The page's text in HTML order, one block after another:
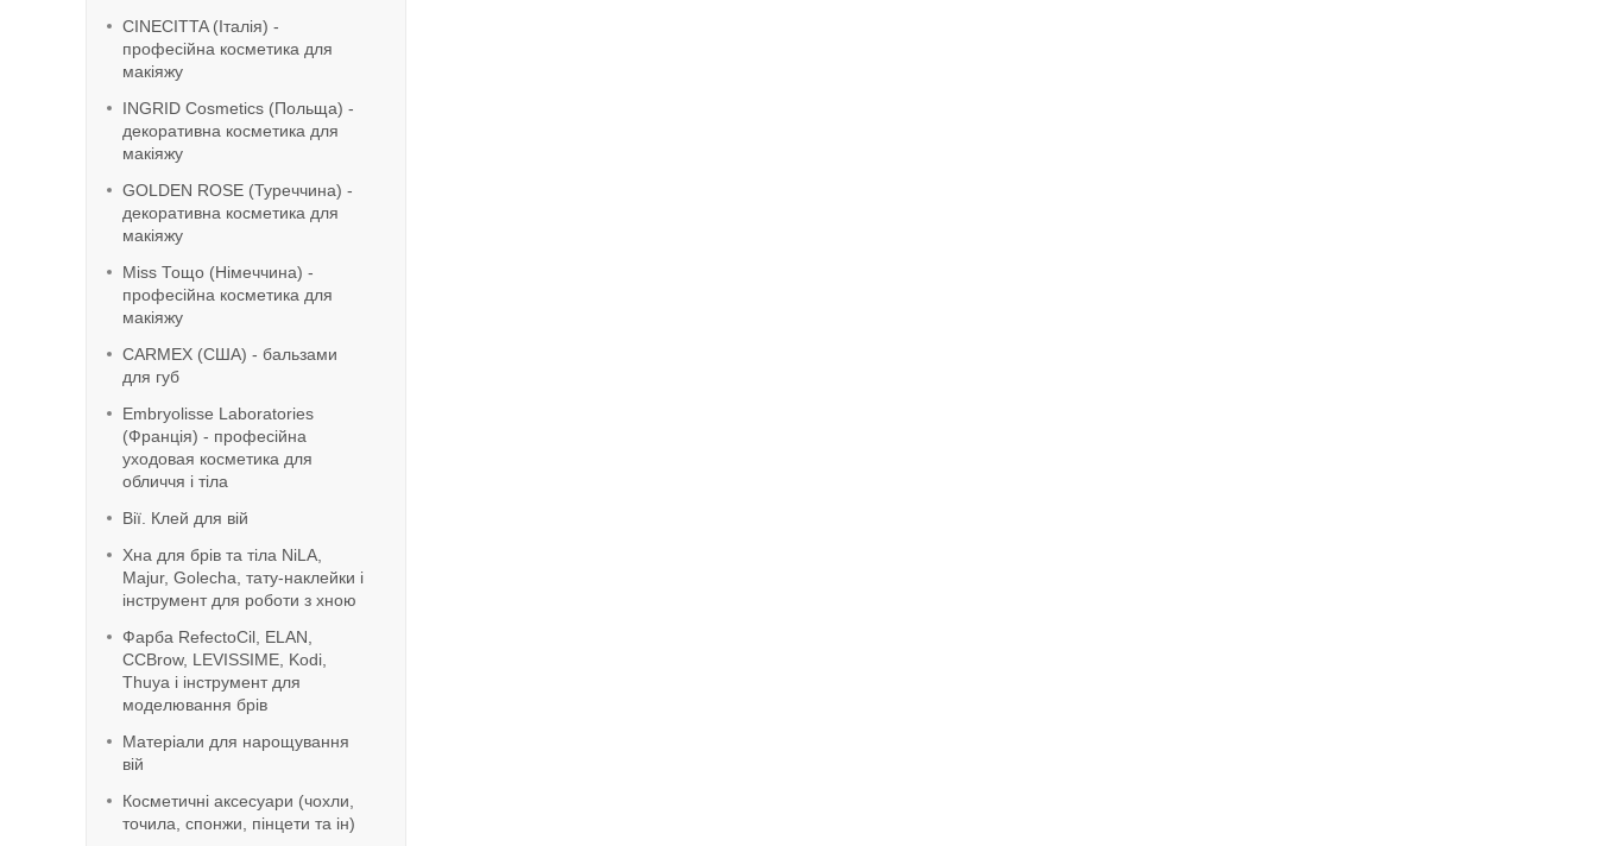
CINECITTA (Італія) -
професійна косметика для
макіяжу
INGRID Cosmetics (Польща) -
декоративна косметика для
макіяжу
GOLDEN ROSE (Туреччина) -
декоративна косметика для
макіяжу
Miss Тощо (Німеччина) -
професійна косметика для
макіяжу
CARMEX (США) - бальзами
для губ
Embryolisse Laboratories
(Франція) - професійна
уходовая косметика для
обличчя і тіла
Вії. Клей для вій
Хна для брів та тіла NiLA,
Majur, Golecha, тату-наклейки і
інструмент для роботи з хною
Фарба RefeсtoCil, ELAN,
CCBrow, LEVISSIME, Kodi,
Thuya і інструмент для
моделювання брів
Матеріали для нарощування
вій
Косметичні аксесуари (чохли,
точила, спонжи, пінцети та ін)